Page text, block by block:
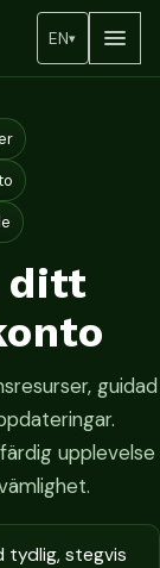
EN▾
ditt
guidad
upplevelse
tydlig, stegvis